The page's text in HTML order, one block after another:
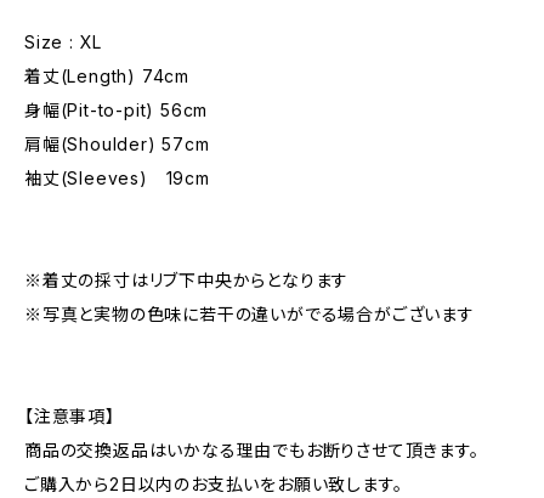
Size : XL
着丈(Length) 74cm
身幅(Pit-to-pit) 56cm
肩幅(Shoulder) 57cm
袖丈(Sleeves) 19cm
※着丈の採寸はリブ下中央からとなります
※写真と実物の色味に若干の違いがでる場合がございます
【注意事項】
商品の交換返品はいかなる理由でもお断りさせて頂きます。
ご購入から2日以内のお支払いをお願い致します。